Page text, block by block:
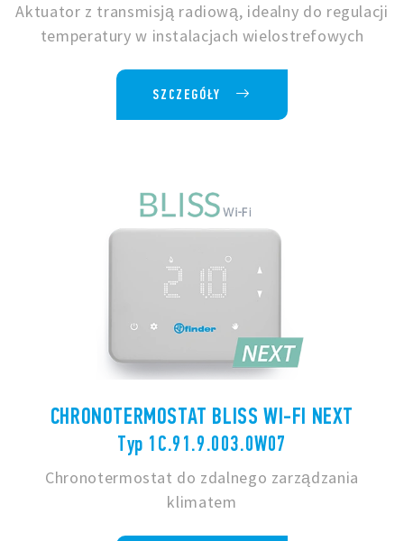
Aktuator z transmisją radiową, idealny do regulacji
temperatury w instalacjach wielostrefowych
SZCZEGÓŁY
CHRONOTERMOSTAT BLISS WI-FI NEXT
Typ 1C.91.9.003.0W07
Chronotermostat do zdalnego zarządzania
klimatem